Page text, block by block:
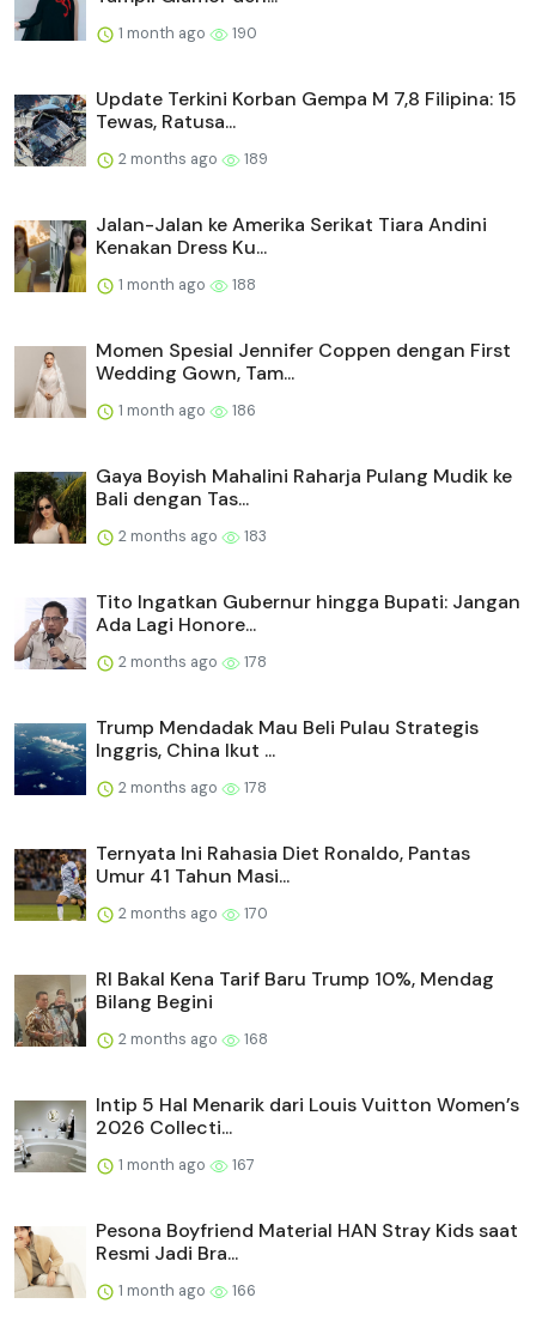
1 month ago 190
Update Terkini Korban Gempa M 7,8 Filipina: 15
Tewas, Ratusa...
2 months ago 189
Jalan-Jalan ke Amerika Serikat Tiara Andini
Kenakan Dress Ku...
1 month ago 188
Momen Spesial Jennifer Coppen dengan First
Wedding Gown, Tam...
1 month ago 186
Gaya Boyish Mahalini Raharja Pulang Mudik ke
Bali dengan Tas...
2 months ago 183
Tito Ingatkan Gubernur hingga Bupati: Jangan
Ada Lagi Honore...
2 months ago 178
Trump Mendadak Mau Beli Pulau Strategis
Inggris, China Ikut ...
2 months ago 178
Ternyata Ini Rahasia Diet Ronaldo, Pantas
Umur 41 Tahun Masi...
2 months ago 170
RI Bakal Kena Tarif Baru Trump 10%, Mendag
Bilang Begini
2 months ago 168
Intip 5 Hal Menarik dari Louis Vuitton Women’s
2026 Collecti...
1 month ago 167
Pesona Boyfriend Material HAN Stray Kids saat
Resmi Jadi Bra...
1 month ago 166